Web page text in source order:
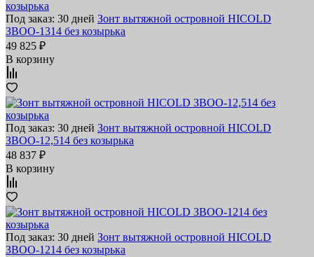
Под заказ: 30 дней Зонт вытяжной островной HICOLD
ЗВОО-1314 без козырька
49 825 ₽
В корзину
Под заказ: 30 дней Зонт вытяжной островной HICOLD
ЗВОО-12,514 без козырька
48 837 ₽
В корзину
Под заказ: 30 дней Зонт вытяжной островной HICOLD
ЗВОО-1214 без козырька